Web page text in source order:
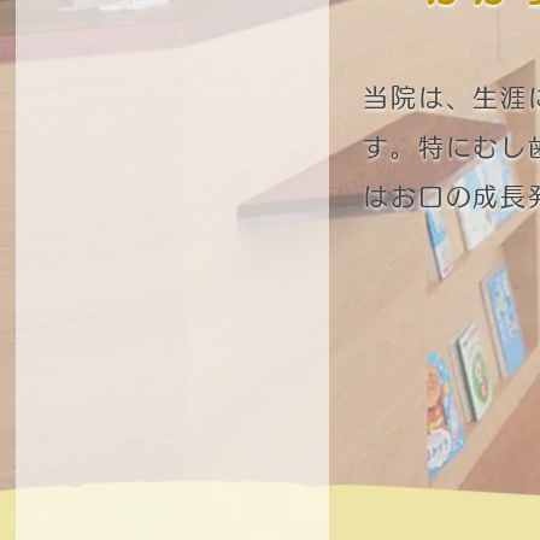
当院は、生涯
す。特にむし
はお口の成長